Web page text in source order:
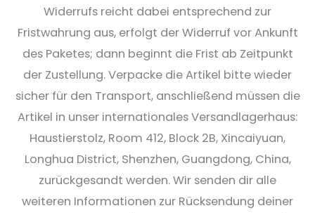
Widerrufs reicht dabei entsprechend zur
Fristwahrung aus, erfolgt der Widerruf vor Ankunft
des Paketes; dann beginnt die Frist ab Zeitpunkt
der Zustellung. Verpacke die Artikel bitte wieder
sicher für den Transport, anschließend müssen die
Artikel in unser internationales Versandlagerhaus:
Haustierstolz, Room 412, Block 2B, Xincaiyuan,
Longhua District, Shenzhen, Guangdong, China,
zurückgesandt werden. Wir senden dir alle
weiteren Informationen zur Rücksendung deiner